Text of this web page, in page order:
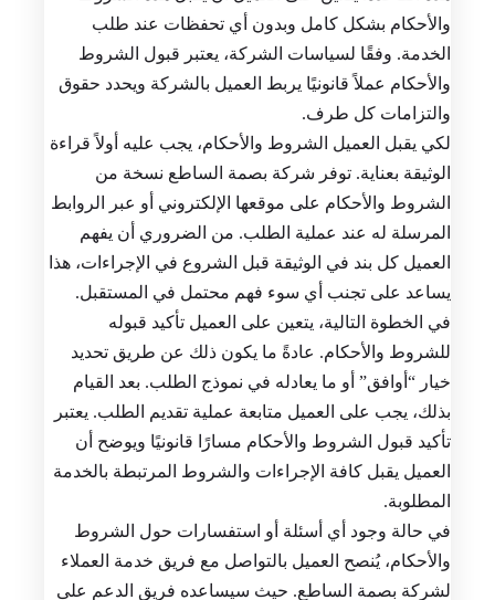
والأحكام بشكل كامل وبدون أي تحفظات عند طلب
الخدمة. وفقًا لسياسات الشركة، يعتبر قبول الشروط
والأحكام عملاً قانونيًا يربط العميل بالشركة ويحدد حقوق
والتزامات كل طرف.
لكي يقبل العميل الشروط والأحكام، يجب عليه أولاً قراءة
الوثيقة بعناية. توفر شركة بصمة الساطع نسخة من
الشروط والأحكام على موقعها الإلكتروني أو عبر الروابط
المرسلة له عند عملية الطلب. من الضروري أن يفهم
العميل كل بند في الوثيقة قبل الشروع في الإجراءات، هذا
يساعد على تجنب أي سوء فهم محتمل في المستقبل.
في الخطوة التالية، يتعين على العميل تأكيد قبوله
للشروط والأحكام. عادةً ما يكون ذلك عن طريق تحديد
خيار “أوافق” أو ما يعادله في نموذج الطلب. بعد القيام
بذلك، يجب على العميل متابعة عملية تقديم الطلب. يعتبر
تأكيد قبول الشروط والأحكام مسارًا قانونيًا ويوضح أن
العميل يقبل كافة الإجراءات والشروط المرتبطة بالخدمة
المطلوبة.
في حالة وجود أي أسئلة أو استفسارات حول الشروط
والأحكام، يُنصح العميل بالتواصل مع فريق خدمة العملاء
لشركة بصمة الساطع. حيث سيساعده فريق الدعم على